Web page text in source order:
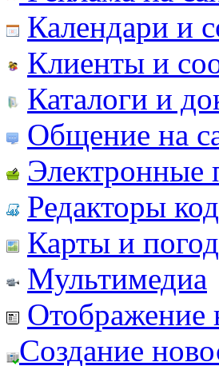
Календари и
Клиенты и
Каталоги и
Общение на
Электронные
Редакторы
Карты и
Мультимедиа
Отображение
Создание